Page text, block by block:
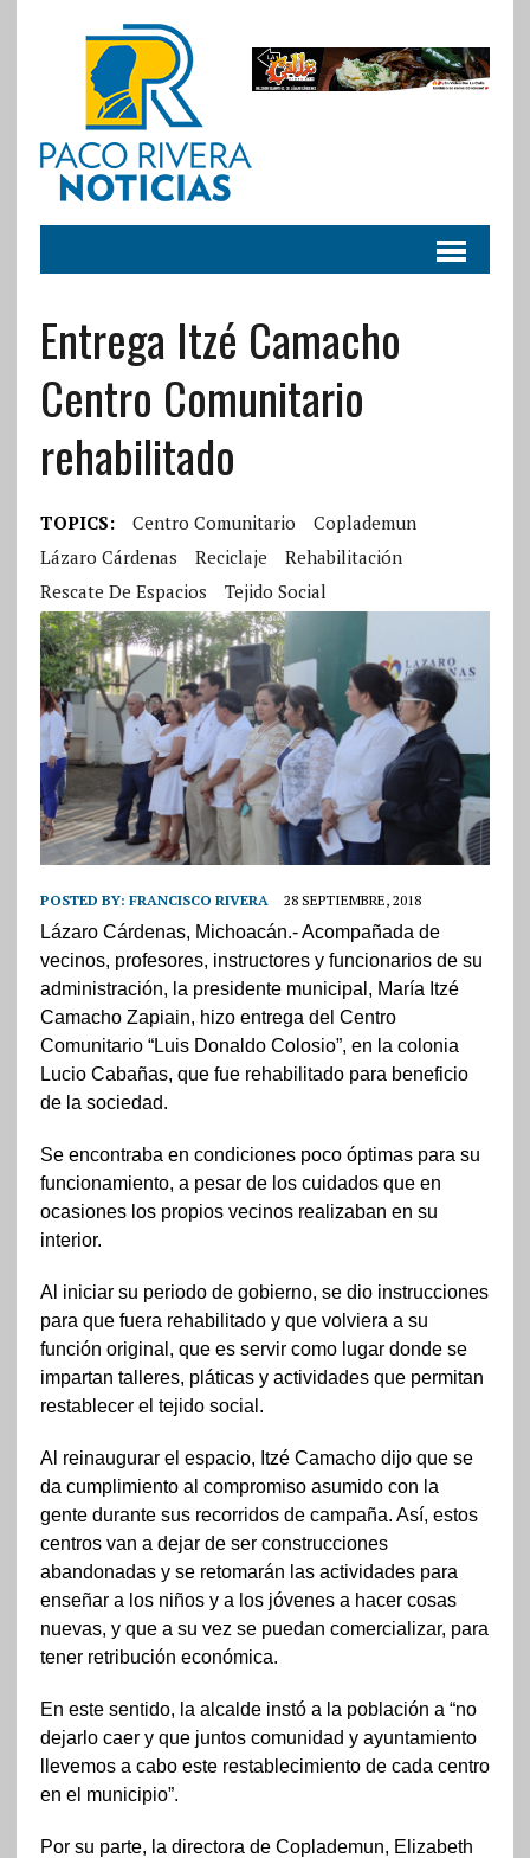
Entrega Itzé Camacho
Centro Comunitario
rehabilitado
TOPICS: Centro Comunitario
Coplademun
Lázaro Cárdenas
Reciclaje
Rehabilitación
Rescate De Espacios
Tejido Social
POSTED BY: FRANCISCO RIVERA 28 SEPTIEMBRE, 2018
Lázaro Cárdenas, Michoacán.- Acompañada de
vecinos, profesores, instructores y funcionarios de su
administración, la presidente municipal, María Itzé
Camacho Zapiain, hizo entrega del Centro
Comunitario “Luis Donaldo Colosio”, en la colonia
Lucio Cabañas, que fue rehabilitado para beneficio
de la sociedad.
Se encontraba en condiciones poco óptimas para su
funcionamiento, a pesar de los cuidados que en
ocasiones los propios vecinos realizaban en su
interior.
Al iniciar su periodo de gobierno, se dio instrucciones
para que fuera rehabilitado y que volviera a su
función original, que es servir como lugar donde se
impartan talleres, pláticas y actividades que permitan
restablecer el tejido social.
Al reinaugurar el espacio, Itzé Camacho dijo que se
da cumplimiento al compromiso asumido con la
gente durante sus recorridos de campaña. Así, estos
centros van a dejar de ser construcciones
abandonadas y se retomarán las actividades para
enseñar a los niños y a los jóvenes a hacer cosas
nuevas, y que a su vez se puedan comercializar, para
tener retribución económica.
En este sentido, la alcalde instó a la población a “no
dejarlo caer y que juntos comunidad y ayuntamiento
llevemos a cabo este restablecimiento de cada centro
en el municipio”.
Por su parte, la directora de Coplademun, Elizabeth